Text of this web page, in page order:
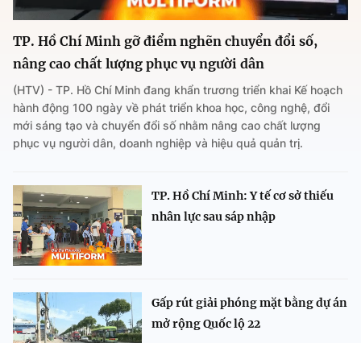
TP. Hồ Chí Minh gỡ điểm nghẽn chuyển đổi số,
nâng cao chất lượng phục vụ người dân
(HTV) - TP. Hồ Chí Minh đang khẩn trương triển khai Kế hoạch
hành động 100 ngày về phát triển khoa học, công nghệ, đổi
mới sáng tạo và chuyển đổi số nhằm nâng cao chất lượng
phục vụ người dân, doanh nghiệp và hiệu quả quản trị.
TP. Hồ Chí Minh: Y tế cơ sở thiếu
nhân lực sau sáp nhập
Gấp rút giải phóng mặt bằng dự án
mở rộng Quốc lộ 22